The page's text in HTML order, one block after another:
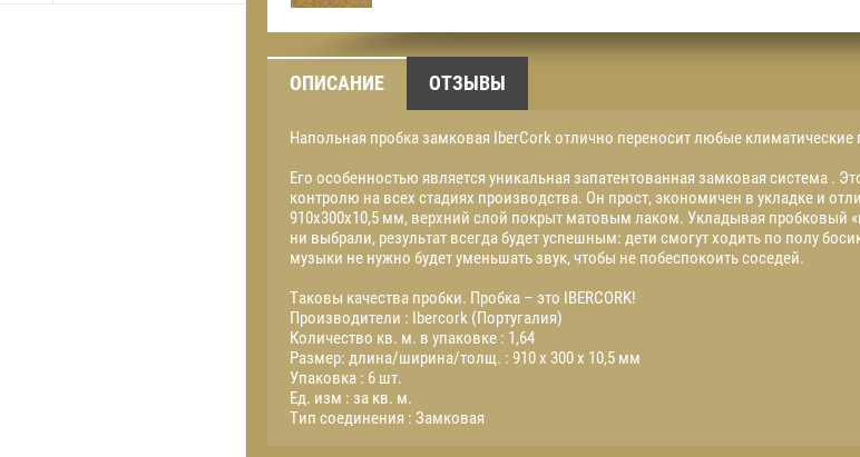
ОПИСАНИЕ ОТЗЫВЫ
Напольная пробка замковая IberCork отлично переносит любые
Его особенностью является уникальная запатентованная замковая система .
контролю на всех стадиях производства. Он прост, экономичен в укладке и
910х300х10,5 мм, верхний слой покрыт матовым лаком. Укладывая пробковый
ни выбрали, результат всегда будет успешным: дети смогут ходить по полу
музыки не нужно будет уменьшать звук, чтобы не побеспокоить соседей.
Таковы качества пробки. Пробка – это IBERCORK!
Производители : Ibercork (Португалия)
Количество кв. м. в упаковке : 1,64
Размер: длина/ширина/толщ. : 910 х 300 х 10,5 мм
Упаковка : 6 шт.
Ед. изм : за кв. м.
Тип соединения : Замковая